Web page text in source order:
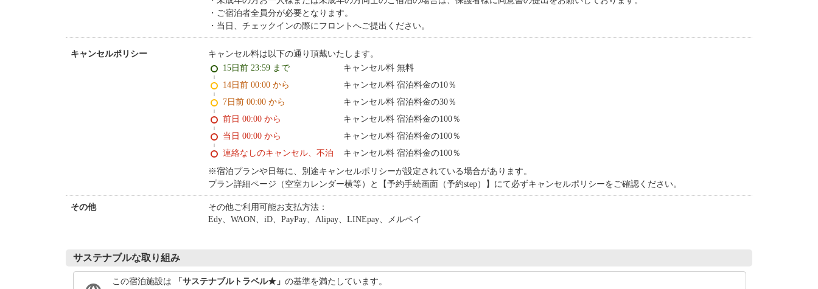
ご宿泊者全員分が必要となります。
当日、チェックインの際にフロントへご提出ください。
キャンセルポリシー キャンセル料は以下の通り頂戴いたします。
15日前 23:59 まで
キャンセル料 無料
14日前 00:00 から
キャンセル料 宿泊料金の10％
7日前 00:00 から
キャンセル料 宿泊料金の30％
前日 00:00 から
キャンセル料 宿泊料金の100％
当日 00:00 から
キャンセル料 宿泊料金の100％
連絡なしのキャンセル、不泊
キャンセル料 宿泊料金の100％
※宿泊プランや日毎に、別途キャンセルポリシーが設定されている場合があります。
プラン詳細ページ（空室カレンダー横等）と【予約手続画面（予約step）】にて必ずキャンセルポリシーをご確認ください。
その他
その他ご利用可能お支払方法：
Edy、WAON、iD、PayPay、Alipay、LINEpay、メルペイ
サステナブルな取り組み
この宿泊施設は 「サステナブルトラベル★」の基準を満たしています。